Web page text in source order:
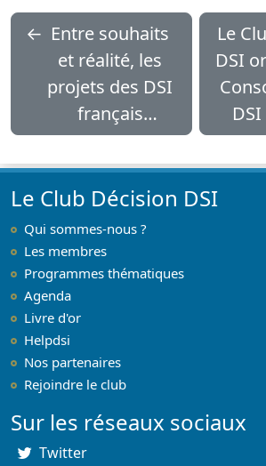
← Entre souhaits
et réalité, les
projets des DSI
français
piétinent
Le
DSI
Le Club Décision DSI
Qui sommes-nous ?
Les membres
Programmes thématiques
Agenda
Livre d'or
Helpdsi
Nos partenaires
Rejoindre le club
Sur les réseaux sociaux
Twitter